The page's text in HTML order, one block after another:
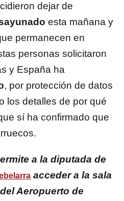
dejar de
esta mañana y
permanecen en
personas solicitaron
y España ha
, por protección de datos
los detalles de por qué
sí ha confirmado que
a la diputada de
acceder a la sala
Aeropuerto de